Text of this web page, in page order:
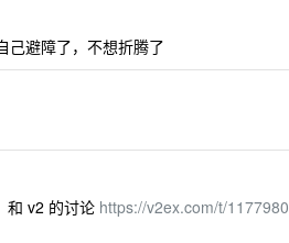
己避障了，不想折腾了
和 v2 的讨论 https://v2ex.com/t/1177980